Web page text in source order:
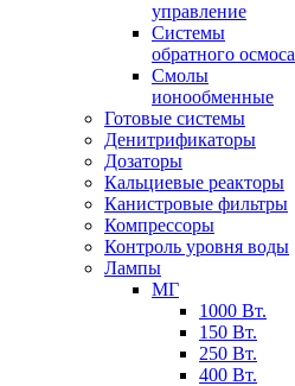
управление
Системы
обратного осмоса
Смолы
ионообменные
Готовые системы
Денитрификаторы
Дозаторы
Кальциевые реакторы
Канистровые фильтры
Компрессоры
Контроль уровня воды
Лампы
МГ
1000 Вт.
150 Вт.
250 Вт.
400 Вт.